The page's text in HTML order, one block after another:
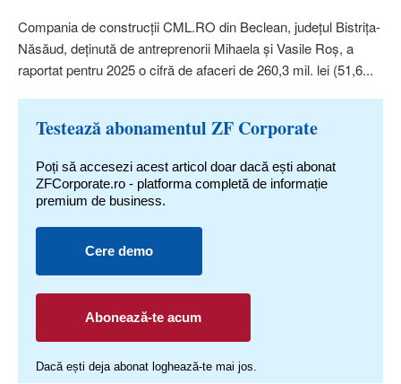
Compania de construcţii CML.RO din Beclean, judeţul Bistriţa-
Năsăud, deţinută de antreprenorii Mihaela şi Vasile Roş, a
raportat pentru 2025 o cifră de afaceri de 260,3 mil. lei (51,6...
Testează abonamentul ZF Corporate
Poți să accesezi acest articol doar dacă ești abonat
ZFCorporate.ro - platforma completă de informație
premium de business.
Cere demo
Abonează-te acum
Dacă ești deja abonat loghează-te mai jos.